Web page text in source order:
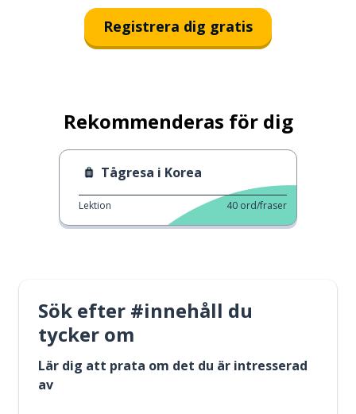
Registrera dig gratis
Rekommenderas för dig
Tågresa i Korea
Lektion 40 ord/fraser
Sök efter #innehåll du
tycker om
Lär dig att prata om det du är intresserad
av